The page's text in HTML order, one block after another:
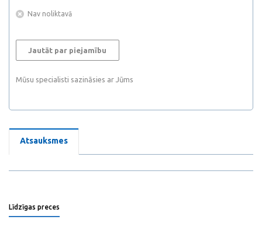
Nav noliktavā
Jautāt par piejamību
Mūsu specialisti sazināsies ar Jūms
Atsauksmes
Līdzīgas preces